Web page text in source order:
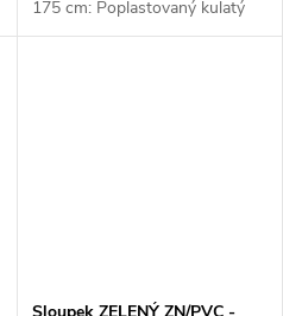
175 cm: Poplastovaný kulatý
plotový sloupek průměru 38